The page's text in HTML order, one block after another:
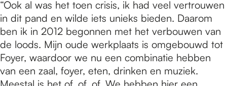
“Ook al was het toen crisis, ik had veel vertrouwen
in dit pand en wilde iets unieks bieden. Daarom
ben ik in 2012 begonnen met het verbouwen van
de loods. Mijn oude werkplaats is omgebouwd tot
Foyer, waardoor we nu een combinatie hebben
van een zaal, foyer, eten, drinken en muziek.